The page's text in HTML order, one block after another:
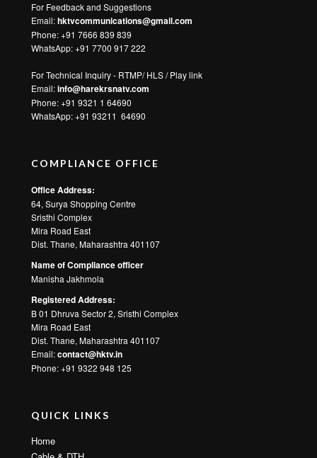
For Feedback and Suggestions
Email:hktvcommunications@gmail.com
Phone: +91 7666 839 839
WhatsApp:+91 7700 917 222
For Technical Inquiry - RTMP/ HLS / Play link
Email:info@harekrsnatv.com
Phone: +91 9321 1 64690
WhatsApp:+91 93211 64690
COMPLIANCE OFFICE
Office Address:
64, Surya Shopping Centre
Sristhi Complex
Mira Road East
Dist. Thane, Maharashtra 401107
Name of Compliance officer
Manisha Jakhmola
Registered Address:
B 01 Dhruva Sector 2, Sristhi Complex
Mira Road East
Dist. Thane, Maharashtra 401107
Email:contact@hktv.in
Phone: +91 9322 948 125
QUICK LINKS
Home